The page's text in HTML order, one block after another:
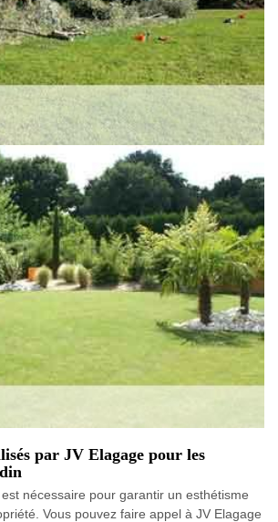
par JV Elagage pour les
nécessaire pour garantir un esthétisme
Vous pouvez faire appel à JV Elagage